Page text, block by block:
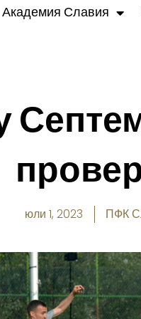
Академия Славия
юли 1, 2023 ПФК